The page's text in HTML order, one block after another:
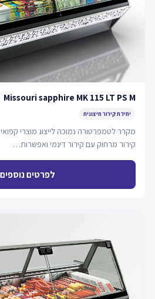
Missouri sapphire MK 115 LT PS M
יחידת קירור חיצונית
מקרר לטמפרטורה נמוכה לייצוג מוצרי
קירור מרחוק עם קירור דינמי ואפשרות…
לפרטים נוספים